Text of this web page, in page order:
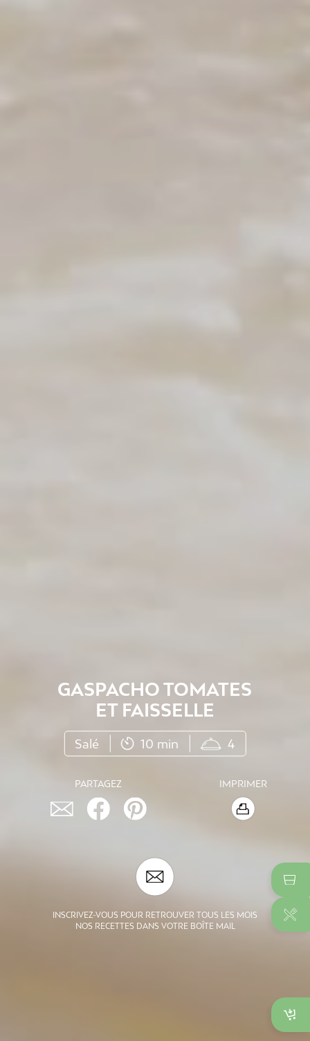

GASPACHO TOMATES
ET FAISSELLE
Salé 10 min 4
PARTAGEZ IMPRIMER
INSCRIVEZ-VOUS POUR RETROUVER TOUS LES MOIS
NOS RECETTES DANS VOTRE BOÎTE MAIL